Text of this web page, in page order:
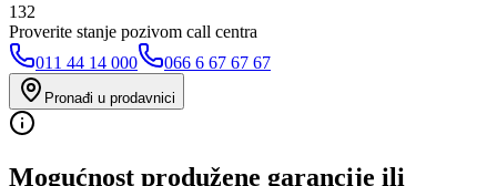
132
Proverite stanje pozivom call centra
011 44 14 000
066 6 67 67 67
Pronađi u prodavnici
Mogućnost produžene garancije ili